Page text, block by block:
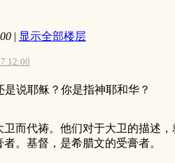
| 显示全部楼层
12:00
是说耶稣？你是指神耶和华？
而代祷。他们对于大卫的描述
。基督，是希腊文的受膏者。